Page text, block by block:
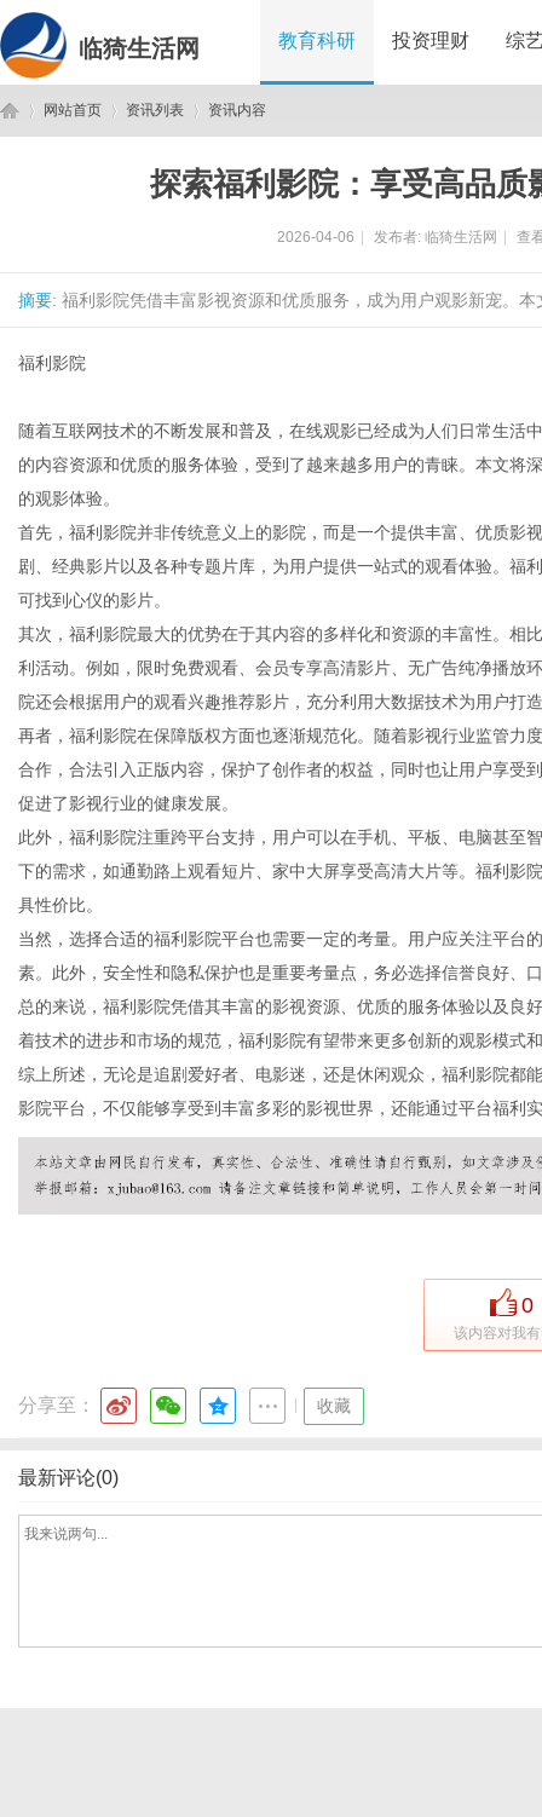
临猗生活网 教育科研 投资理财 综
网站首页 资讯列表 资讯内容
探索福利影院：享受高品质
2026-04-06 发布者: 临猗生活网 查
摘要: 福利影院凭借丰富影视资源和优质服务，成为用户观影新宠。
福利影院
随着互联网技术的不断发展和普及，在线观影已经成为人们日常生活
的内容资源和优质的服务体验，受到了越来越多用户的青睐。本文将
的观影体验。
首先，福利影院并非传统意义上的影院，而是一个提供丰富、优质影
剧、经典影片以及各种专题片库，为用户提供一站式的观看体验。福
可找到心仪的影片。
其次，福利影院最大的优势在于其内容的多样化和资源的丰富性。相
利活动。例如，限时免费观看、会员专享高清影片、无广告纯净播放
院还会根据用户的观看兴趣推荐影片，充分利用大数据技术为用户打
再者，福利影院在保障版权方面也逐渐规范化。随着影视行业监管力
合作，合法引入正版内容，保护了创作者的权益，同时也让用户享受
促进了影视行业的健康发展。
此外，福利影院注重跨平台支持，用户可以在手机、平板、电脑甚至
下的需求，如通勤路上观看短片、家中大屏享受高清大片等。福利影
具性价比。
当然，选择合适的福利影院平台也需要一定的考量。用户应关注平台
素。此外，安全性和隐私保护也是重要考量点，务必选择信誉良好、
总的来说，福利影院凭借其丰富的影视资源、优质的服务体验以及良
着技术的进步和市场的规范，福利影院有望带来更多创新的观影模式
综上所述，无论是追剧爱好者、电影迷，还是休闲观众，福利影院都
影院平台，不仅能够享受到丰富多彩的影视世界，还能通过平台福利
0
该内容对我
分享至： 收藏
最新评论(0)